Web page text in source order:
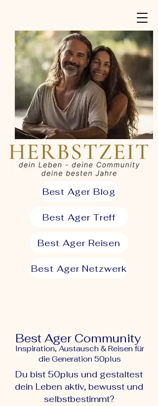
Best Ager Blog
Best Ager Treff
Best Ager Reisen
Best Ager Netzwerk
Best Ager Community
Inspiration, Austausch & Reisen für
die Generation 50plus
Du bist 50plus und gestaltest
dein Leben aktiv, bewusst und
selbstbestimmt?